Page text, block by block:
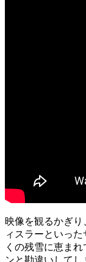
映像を観るかぎ
ィスラーといっ
くの残雪に恵ま